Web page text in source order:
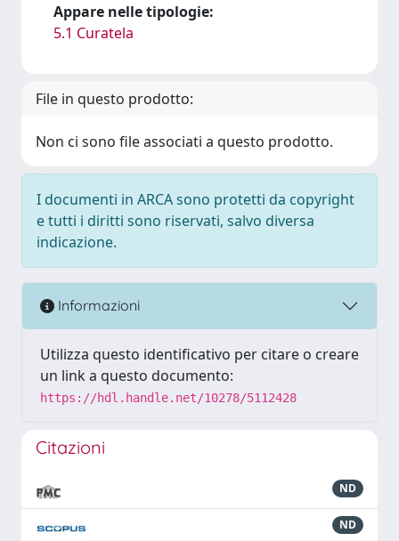
Appare nelle tipologie:
5.1 Curatela
File in questo prodotto:
Non ci sono file associati a questo prodotto.
I documenti in ARCA sono protetti da copyright
e tutti i diritti sono riservati, salvo diversa
indicazione.
Informazioni
Utilizza questo identificativo per citare o creare
un link a questo documento:
https://hdl.handle.net/10278/5112428
Citazioni
ND
ND